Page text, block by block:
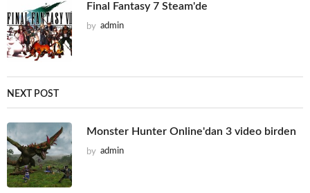
Final Fantasy 7 Steam'de
by admin
NEXT POST
Monster Hunter Online'dan 3 video birden
by admin